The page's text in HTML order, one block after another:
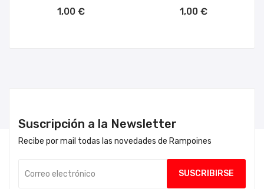
1,00 € 1,00 €
Suscripción a la Newsletter
Recibe por mail todas las novedades de Rampoines